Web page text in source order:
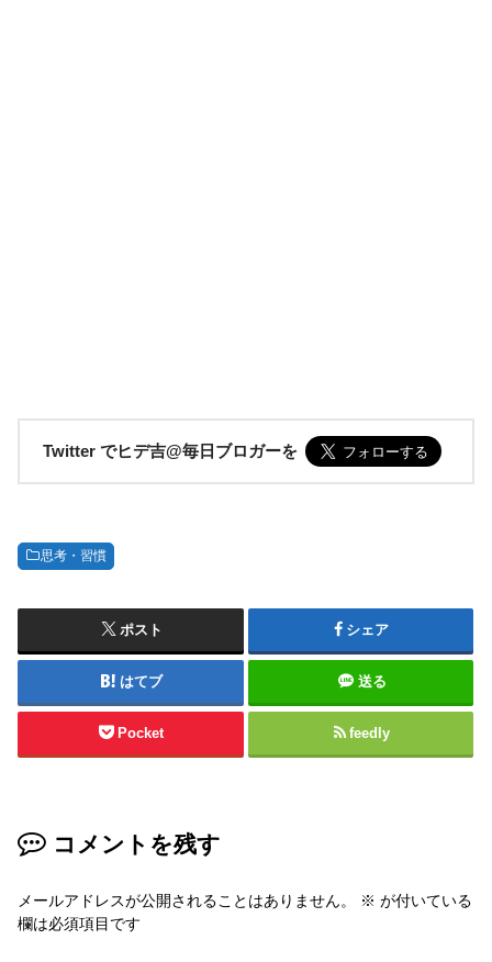
Twitter でヒデ吉@毎日ブロガーを
思考・習慣
ポスト シェア
はてブ 送る
Pocket feedly
コメントを残す
メールアドレスが公開されることはありません。 ※ が付いている
欄は必須項目です